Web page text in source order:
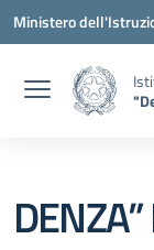
Vai ai contenuti
Vai al menu di
Vai al footer
Ministero